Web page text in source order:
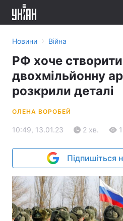
Новини › Війна
РФ хоче створити
двохмільйонну
розкрили деталі
ОЛЕНА ВОРОБЕЙ
10:49, 13.01.23 2 хв.
Підпишіться